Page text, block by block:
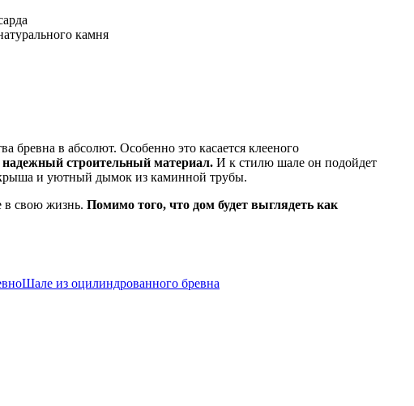
камня
в абсолют. Особенно это касается клееного
надежный строительный материал. И к стилю шале он подойдет
и уютный дымок из каминной трубы.
в свою жизнь. Помимо того, что дом будет выглядеть как
Шале из оцилиндрованного бревна